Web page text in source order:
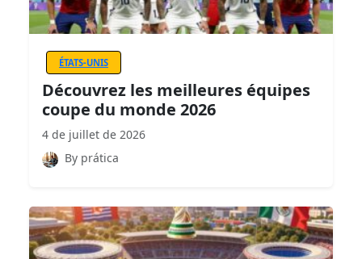
ÉTATS-UNIS
Découvrez les meilleures équipes
coupe du monde 2026
4 de juillet de 2026
By prática